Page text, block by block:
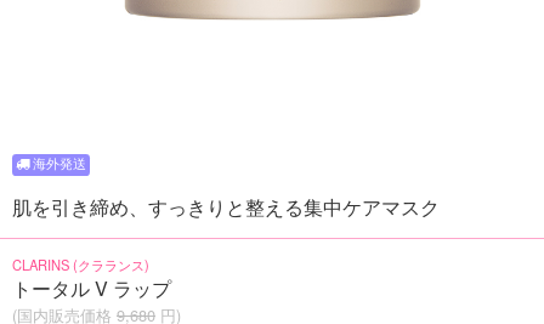
肌を引き締め、すっきりと整える集中ケアマスク
CLARINS (クラランス)
トータル V ラップ
(国内販売価格 9,680 円)